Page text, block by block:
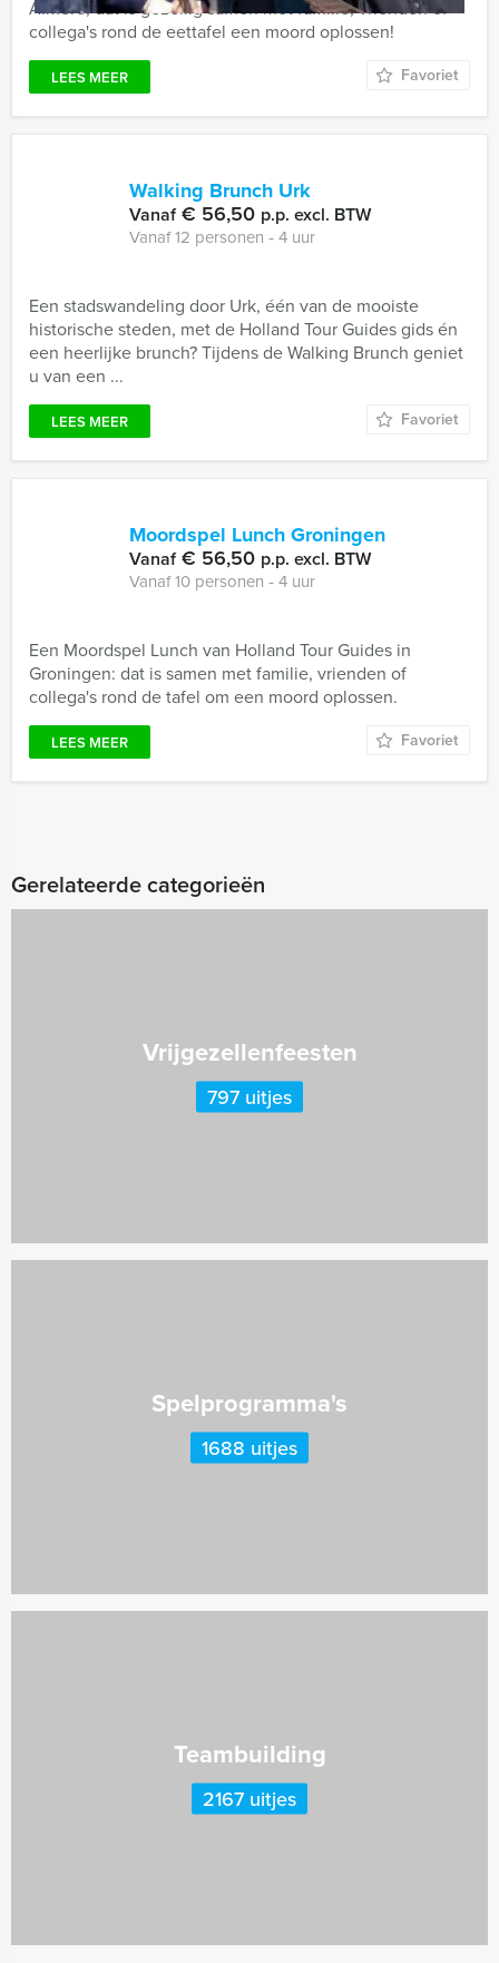
Almere, dat is gezellig samen met familie, vrienden of
collega's rond de eettafel een moord oplossen!
LEES MEER Favoriet
Walking Brunch Urk
Vanaf€ 56,50 p.p. excl. BTW
Vanaf 12 personen ‐ 4 uur
Een stadswandeling door Urk, één van de mooiste
historische steden, met de Holland Tour Guides gids én
een heerlijke brunch? Tijdens de Walking Brunch geniet
u van een ...
LEES MEER Favoriet
Moordspel Lunch Groningen
Vanaf€ 56,50 p.p. excl. BTW
Vanaf 10 personen ‐ 4 uur
Een Moordspel Lunch van Holland Tour Guides in
Groningen: dat is samen met familie, vrienden of
collega's rond de tafel om een moord oplossen.
LEES MEER Favoriet
Gerelateerde categorieën
Vrijgezellenfeesten
797 uitjes
Spelprogramma's
1688 uitjes
Teambuilding
2167 uitjes